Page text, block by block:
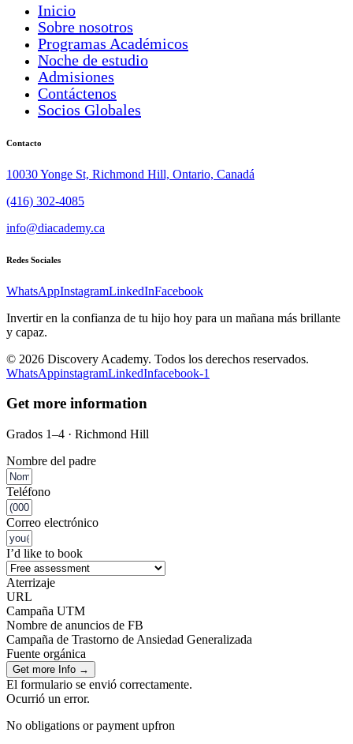
Inicio
Sobre nosotros
Programas Académicos
Noche de estudio
Admisiones
Contáctenos
Socios Globales
Contacto
10030 Yonge St, Richmond Hill, Ontario, Canadá
(416) 302-4085
info@diacademy.ca
Redes Sociales
WhatsAppInstagramLinkedInFacebook
Invertir en la confianza de tu hijo hoy para un mañana más brillante
y capaz.
© 2026 Discovery Academy. Todos los derechos reservados.
WhatsAppinstagramLinkedInfacebook-1
Get more information
Grados 1–4 · Richmond Hill
Nombre del padre
Teléfono
Correo electrónico
I’d like to book
Aterrizaje
URL
Campaña UTM
Nombre de anuncios de FB
Campaña de Trastorno de Ansiedad Generalizada
Fuente orgánica
Get more Info →
El formulario se envió correctamente.
Ocurrió un error.
No obligations or payment upfron